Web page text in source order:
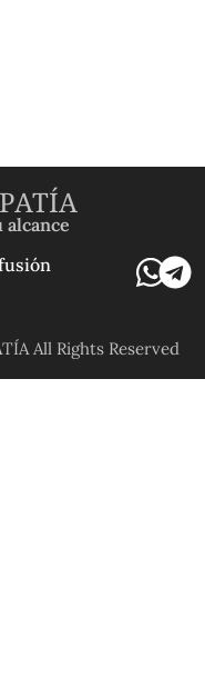
alcance
All Rights Reserved